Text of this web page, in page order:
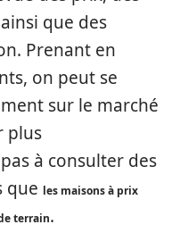
que des
Prenant en
on peut se
sur le marché
plus
à consulter des
que les maisons à prix
terrain.